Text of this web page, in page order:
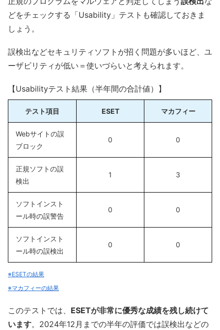
どをチェックする「Usability」テストも確認しておきま
しょう。
誤検出などセキュリティソフトが招く問題が多いほど、ユ
ーザビリティが低い＝使いづらいと考えられます。
【Usabilityテスト結果（半年間の合計値）】
テスト項目 ESET マカフィー
Webサイトの誤
ブロック
0 0
正規ソフトの誤
検出
1 3
ソフトインスト
ール時の誤警告
0 0
ソフトインスト
ール時の誤検出
0 0
※ESETの結果
※マカフィーの結果
このテストでは、 ESETが非常に優秀な成績を残し続けて
います。2024年12月までの半年の評価では誤検出などの